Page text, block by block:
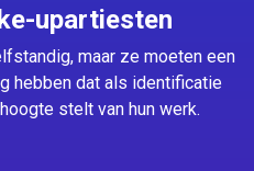
upartiesten
maar ze moeten een
hebben dat als identificatie
stelt van hun werk.